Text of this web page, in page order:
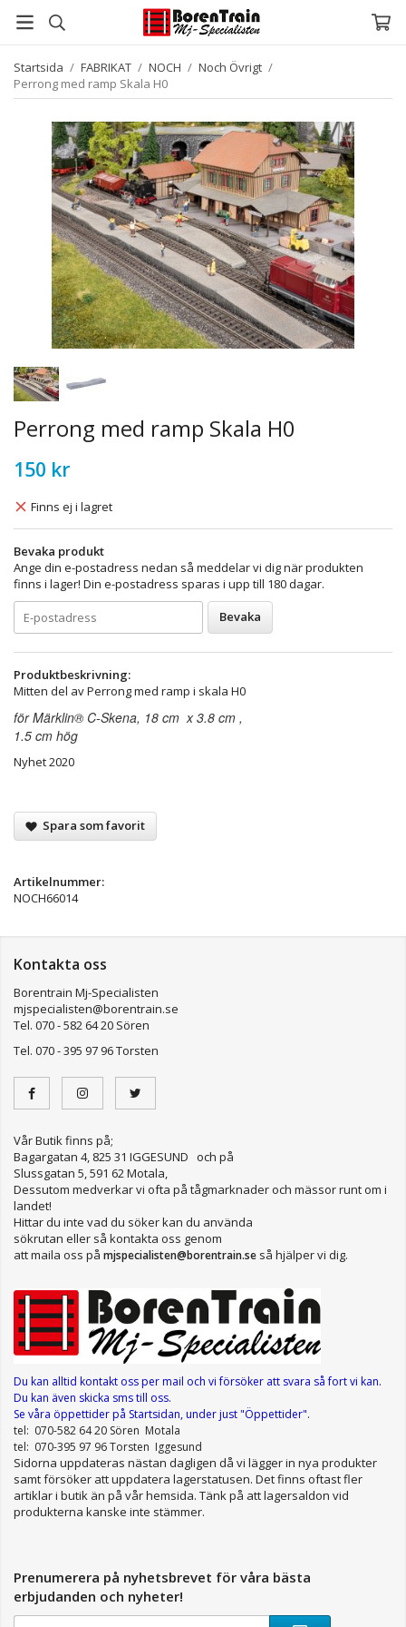
Startsida / FABRIKAT / NOCH / Noch Övrigt /
Perrong med ramp Skala H0
Perrong med ramp Skala H0
150 kr
Finns ej i lagret
Bevaka produkt
Ange din e-postadress nedan så meddelar vi dig när produkten
finns i lager! Din e-postadress sparas i upp till 180 dagar.
Bevaka
Produktbeskrivning:
Mitten del av Perrong med ramp i skala H0
för Märklin® C-Skena, 18 cm x 3.8 cm ,
1.5 cm hög
Nyhet 2020
Spara som favorit
Artikelnummer:
NOCH66014
Kontakta oss
Borentrain Mj-Specialisten
mjspecialisten@borentrain.se
Tel. 070 - 582 64 20 Sören
Tel. 070 - 395 97 96 Torsten
Vår Butik finns på;
Bagargatan 4, 825 31 IGGESUND och på
Slussgatan 5, 591 62 Motala,
Dessutom medverkar vi ofta på tågmarknader och mässor runt om i
landet!
Hittar du inte vad du söker kan du använda
sökrutan eller så kontakta oss genom
att maila oss på mjspecialisten@borentrain.se så hjälper vi dig.
Du kan alltid kontakt oss per mail och vi försöker att svara så fort vi kan.
Du kan även skicka sms till oss.
Se våra öppettiderpå Startsidan, under just "Öppettider".
tel: 070-582 64 20 Sören Motala
tel: 070-395 97 96 Torsten Iggesund
Sidorna uppdateras nästan dagligen då vi lägger in nya produkter
samt försöker att uppdatera lagerstatusen. Det finns oftast fler
artiklar i butik än på vår hemsida. Tänk på att lagersaldon vid
produkterna kanske inte stämmer.
Prenumerera på nyhetsbrevet för våra bästa
erbjudanden och nyheter!